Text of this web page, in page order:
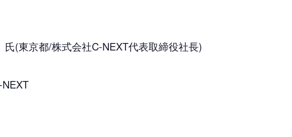
氏(東京都/株式会社C-NEXT代表取締役社長)